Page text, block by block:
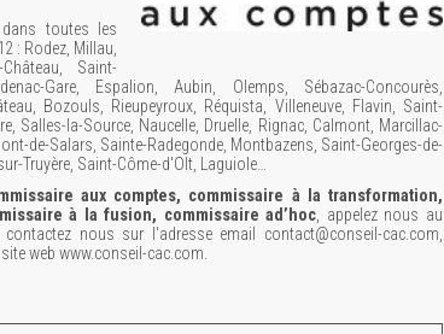
toutes les
: Rodez, Millau,
Château, Saint-
Gare, Espalion, Aubin, Olemps, Sébazac-Concourès,
Bozouls, Rieupeyroux, Réquista, Villeneuve, Flavin, Saint-
Salles-la-Source, Naucelle, Druelle, Rignac, Calmont, Marcillac-
de-Salars, Sainte-Radegonde, Montbazens, Saint-Georges-de-
Truyère, Saint-Côme-d'Olt, Laguiole…
aux comptes, commissaire à la transformation,
à la fusion, commissaire ad’hoc , appelez nous au
nous sur l'adresse email contact@conseil-cac.com,
web www.conseil-cac.com.